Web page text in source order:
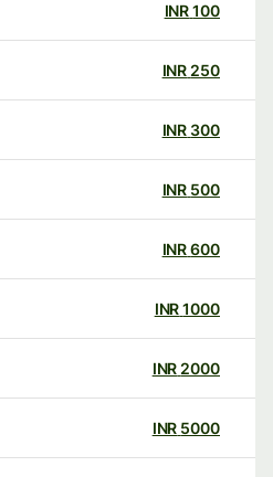
100
INR
250
INR
300
INR
500
INR
600
INR
1000
INR
2000
INR
5000
INR